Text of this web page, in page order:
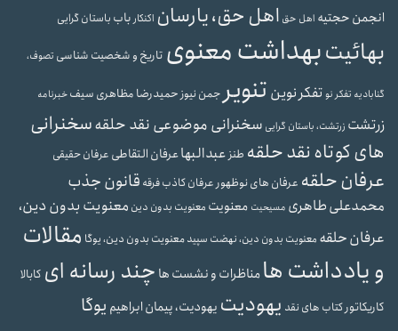
انجمن حجتیه اهل حق اهل حق، یارسان اکنکارباب باستان گرایی
بهائیتبهداشت معنوی تاریخ و شخصیت شناسی تصوف،
گنابادیه تفکر نوتفکر نوین تنویر جمن نیوزحمیدرضا مظاهری سیفخبرنامه
زرتشت زرتشت، باستان گرایی سخنرانی موضوعی نقد حلقهسخنرانی
های کوتاه نقد حلقه طنزعبدالبهاعرفان التقاطی عرفان حقیقی
عرفان حلقه عرفان های نوظهورعرفان کاذبفرقه قانون جذب
محمدعلی طاهری مسیحیت معنویت معنویت بدون دین معنویت بدون دین،
عرفان حلقه معنویت بدون دین، نهضت سپیدمعنویت بدون دین، یوگا مقالات
و یادداشت هامناظرات و نشست ها چند رسانه ای کابالا
کاریکاتورکتاب های نقد یهودیت یهودیت، پیمان ابراهیم یوگا